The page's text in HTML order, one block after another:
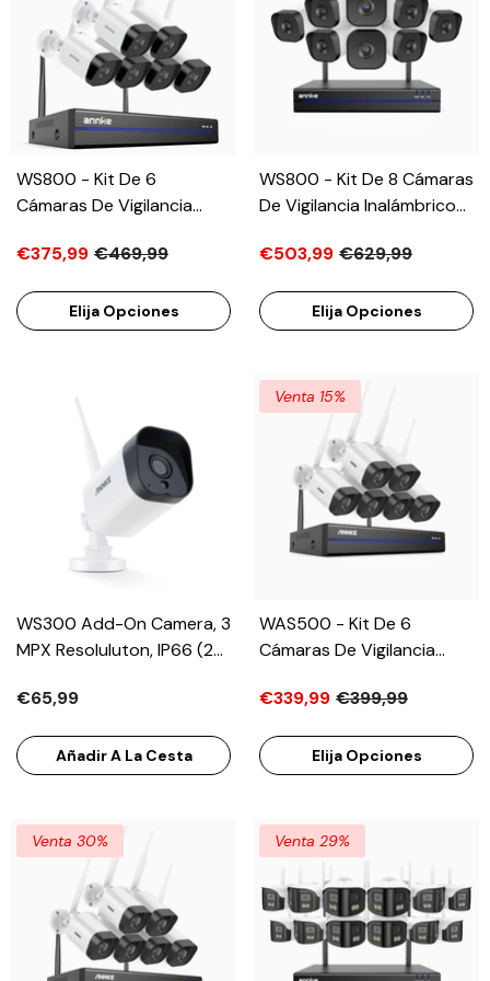
WS800 - Kit De 6
Cámaras De Vigilancia
Videograbador NVR De 8
Banda 2,4/5,8 GHz Pro,
Detección De Movimiento
€375,99 €469,99
Elija Opciones
WS800 - Kit De 8 Cámaras
De Vigilancia Inalámbrico
Videograbador NVR De 16
Banda 2,4/5,8 GHz Pro,
Detección De Movimiento
Bidireccional, Visión
Nocturna, Compatible Con
€503,99 €629,99
Elija Opciones
WS300 Add-On Camera, 3
MPX Resoluluton, IP66 (2
€65,99
Añadir A La Cesta
Venta 15%
WAS500 - Kit De 6
Cámaras De Vigilancia
Videograbador NVR De 8
Nocturna, Audio
Bidireccional, Micrófono
Con Alexa, IP66
€339,99 €399,99
Elija Opciones
Venta 30% Venta 29%